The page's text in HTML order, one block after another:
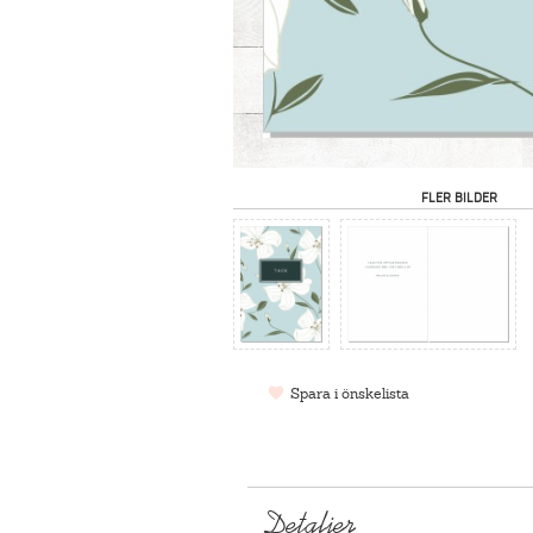
FLER BILDER
Spara i önskelista
Detaljer